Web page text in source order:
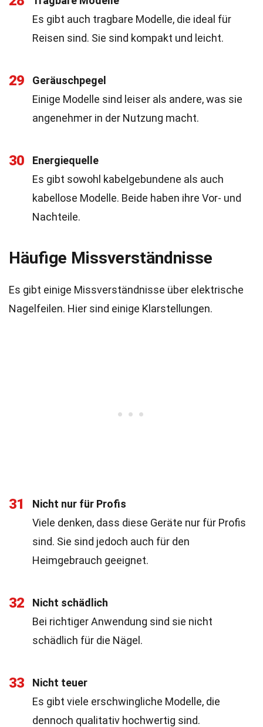
Es gibt auch tragbare Modelle, die ideal für
Reisen sind. Sie sind kompakt und leicht.
29
Geräuschpegel
Einige Modelle sind leiser als andere, was sie
angenehmer in der Nutzung macht.
30
Energiequelle
Es gibt sowohl kabelgebundene als auch
kabellose Modelle. Beide haben ihre Vor- und
Nachteile.
Häufige Missverständnisse
Es gibt einige Missverständnisse über elektrische
Nagelfeilen. Hier sind einige Klarstellungen.
31
Nicht nur für Profis
Viele denken, dass diese Geräte nur für Profis
sind. Sie sind jedoch auch für den
Heimgebrauch geeignet.
32
Nicht schädlich
Bei richtiger Anwendung sind sie nicht
schädlich für die Nägel.
33
Nicht teuer
Es gibt viele erschwingliche Modelle, die
dennoch qualitativ hochwertig sind.